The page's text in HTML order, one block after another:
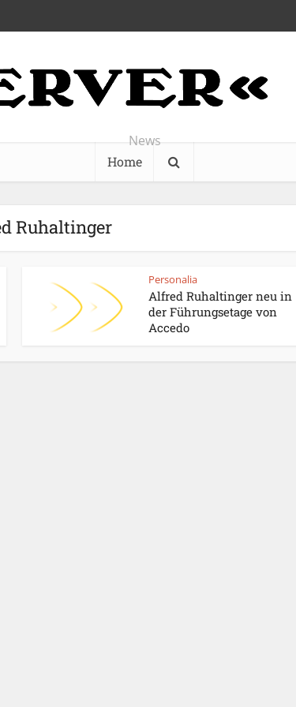
News
Home
Ruhaltinger
Personalia
Alfred Ruhaltinger neu in
der Führungsetage von
Accedo